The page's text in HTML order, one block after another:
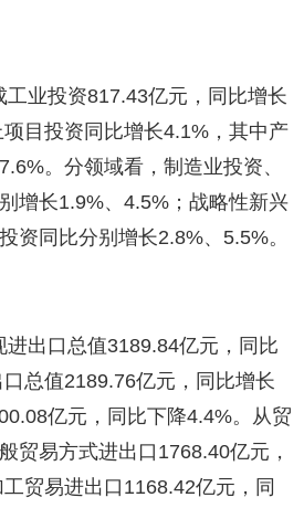
业投资817.43亿元，同比增长
目投资同比增长4.1%，其中产
。分领域看，制造业投资、
增长1.9%、4.5%；战略性新兴
资同比分别增长2.8%、5.5%。
出口总值3189.84亿元，同比
总值2189.76亿元，同比增长
亿元，同比下降4.4%。从贸
贸易方式进出口1768.40亿元，
贸易进出口1168.42亿元，同